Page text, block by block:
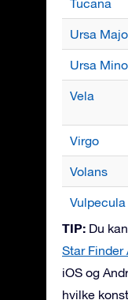
Ursa
Ursa
Vela
Virgo
Volans
Vulpecula
TIP: Du
Star Finder
iOS og
hvilke